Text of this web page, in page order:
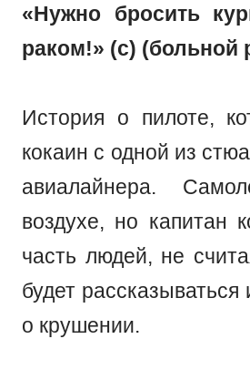
«Нужно бросить
раком!» (с) (больной
История о пилоте,
кокаин с одной из
авиалайнера.
воздухе, но капитан
часть людей, не
будет
о крушении.